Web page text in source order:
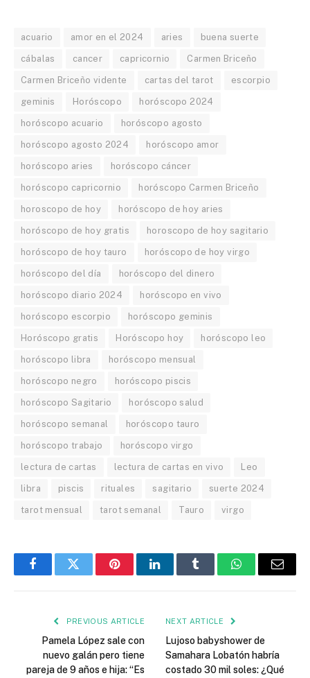
acuario amor en el 2024 aries buena suerte
cábalas cancer capricornio Carmen Briceño
Carmen Briceño vidente cartas del tarot escorpio
geminis Horóscopo horóscopo 2024
horóscopo acuario horóscopo agosto
horóscopo agosto 2024 horóscopo amor
horóscopo aries horóscopo cáncer
horóscopo capricornio horóscopo Carmen Briceño
horoscopo de hoy horóscopo de hoy aries
horóscopo de hoy gratis horoscopo de hoy sagitario
horóscopo de hoy tauro horóscopo de hoy virgo
horóscopo del día horóscopo del dinero
horóscopo diario 2024 horóscopo en vivo
horóscopo escorpio horóscopo geminis
Horóscopo gratis Horóscopo hoy horóscopo leo
horóscopo libra horóscopo mensual
horóscopo negro horóscopo piscis
horóscopo Sagitario horóscopo salud
horóscopo semanal horóscopo tauro
horóscopo trabajo horóscopo virgo
lectura de cartas lectura de cartas en vivo Leo
libra piscis rituales sagitario suerte 2024
tarot mensual tarot semanal Tauro virgo
FacebookTwitter PinterestLinkedInTumblr WhatsAppEmail
PREVIOUS ARTICLE
Pamela López sale con
nuevo galán pero tiene
pareja de 9 años e hija: “Es
NEXT ARTICLE
Lujoso babyshower de
Samahara Lobatón habría
costado 30 mil soles: ¿Qué